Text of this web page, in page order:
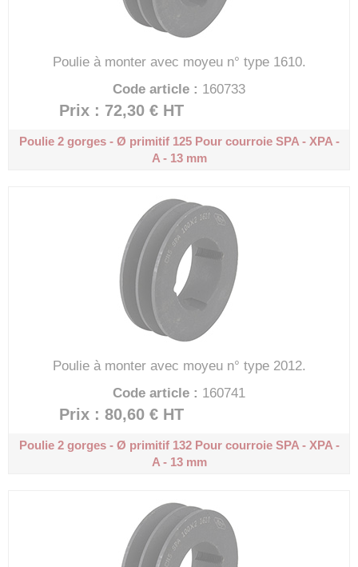
Poulie à monter avec moyeu n° type 1610.
Code article : 160733
Prix : 72,30 € HT
Poulie 2 gorges - Ø primitif 125Pour courroie SPA - XPA -
A - 13 mm
Poulie à monter avec moyeu n° type 2012.
Code article : 160741
Prix : 80,60 € HT
Poulie 2 gorges - Ø primitif 132Pour courroie SPA - XPA -
A - 13 mm